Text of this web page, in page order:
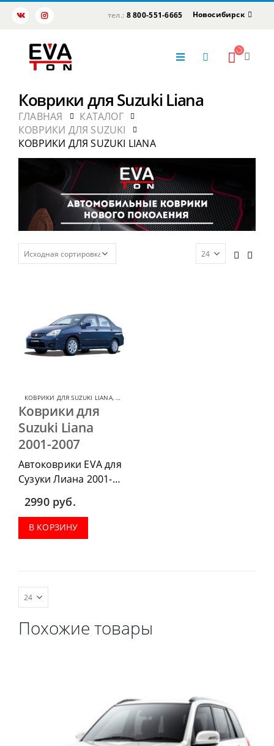
тел.: 8 800-551-6665 Новосибирск
Коврики для Suzuki Liana
ГЛАВНАЯ
КАТАЛОГ
КОВРИКИ ДЛЯ SUZUKI
КОВРИКИ ДЛЯ SUZUKI LIANA
КОВРИКИ ДЛЯ SUZUKI LIANA,КОВРИКИ ДЛЯ SUZUKI
Коврики для
Suzuki Liana
2001-2007
Автоковрики EVA для
Сузуки Лиана 2001-
2007 можно
приобрести в
комплектации:
водительский коврик,
2990 руб.
В КОРЗИНУ
Похожие товары